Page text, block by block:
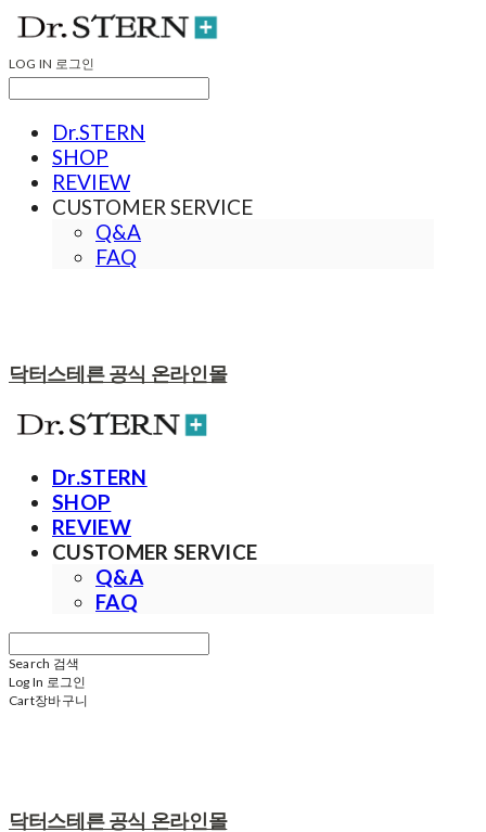
LOG IN 로그인
Dr.STERN
SHOP
REVIEW
CUSTOMER SERVICE
Q&A
FAQ
닥터스테른 공식 온라인몰
Dr.STERN
SHOP
REVIEW
CUSTOMER SERVICE
Q&A
FAQ
Search 검색
Log In 로그인
Cart장바구니
닥터스테른 공식 온라인몰